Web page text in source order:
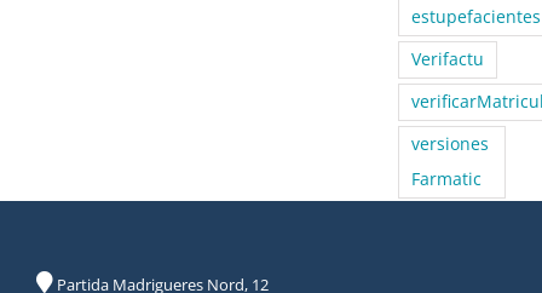
estupefacientes
Verifactu
versiones
Farmatic
Partida Madrigueres Nord, 12